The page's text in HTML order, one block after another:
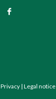
Privacy| Legal notice